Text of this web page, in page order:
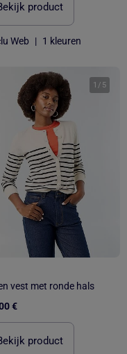
product
Web | 1 kleuren
1 / 5
vest met ronde hals
€
product